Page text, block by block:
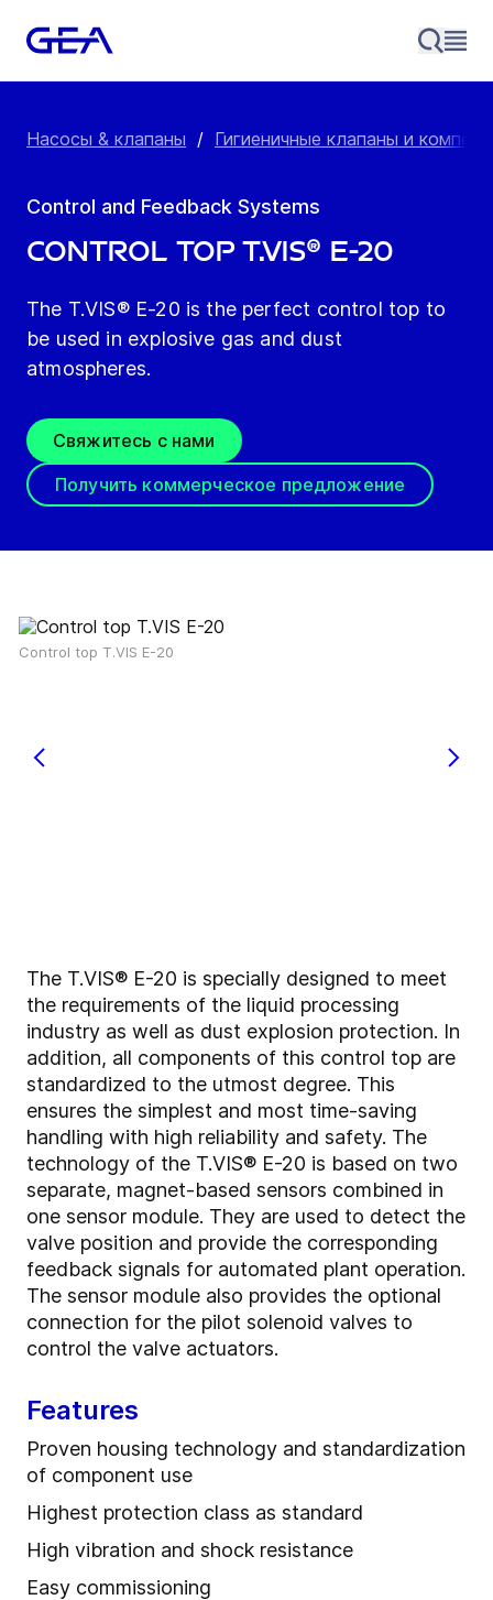
Насосы & клапаны / Гигиеничные клапаны и
Control and Feedback Systems
Control top T.VIS® E-20
The T.VIS® E-20 is the perfect control top to
be used in explosive gas and dust
atmospheres.
Свяжитесь с нами
Получить коммерческое предложение
Control top T.VIS E-20
The T.VIS® E-20 is specially designed to meet
the requirements of the liquid processing
industry as well as dust explosion protection. In
addition, all components of this control top are
standardized to the utmost degree. This
ensures the simplest and most time-saving
handling with high reliability and safety. The
technology of the T.VIS® E-20 is based on two
separate, magnet-based sensors combined in
one sensor module. They are used to detect the
valve position and provide the corresponding
feedback signals for automated plant operation.
The sensor module also provides the optional
connection for the pilot solenoid valves to
control the valve actuators.
Features
Proven housing technology and standardization
of component use
Highest protection class as standard
High vibration and shock resistance
Easy commissioning